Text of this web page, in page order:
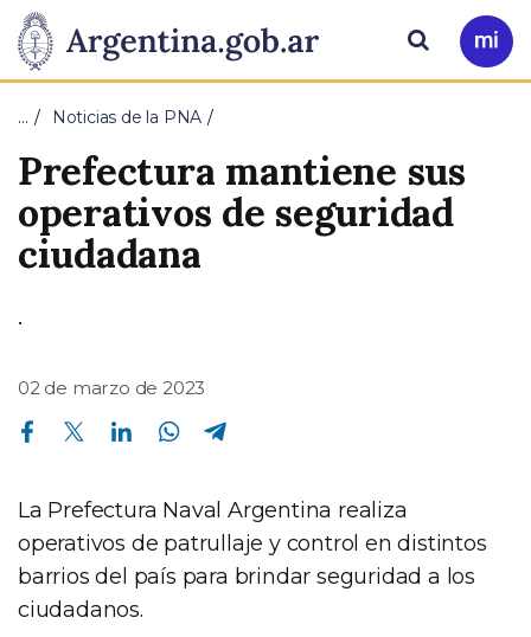
Presidencia
de
la
Nación
Pasar al contenido principal
Ir
a
Buscar
… Noticias de la PNA
Prefectura mantiene sus
operativos de seguridad
ciudadana
.
02 de marzo de 2023
Compartir en Facebook Compartir en Twitter Compartir en Linkedin Compartir en Whatsapp
La Prefectura Naval Argentina realiza
operativos de patrullaje y control en distintos
barrios del país para brindar seguridad a los
ciudadanos.